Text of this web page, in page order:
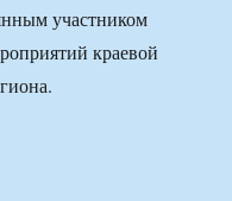
участником
краевой